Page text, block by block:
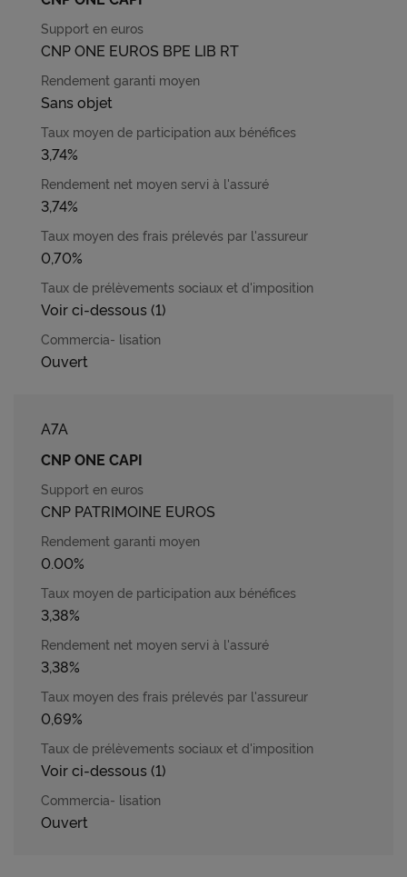
CNP ONE EUROS BPE LIB RT
Sans objet
3,74%
3,74%
0,70%
Voir ci-dessous (1)
Ouvert
A7A
CNP ONE CAPI
CNP PATRIMOINE EUROS
0.00%
3,38%
3,38%
0,69%
Voir ci-dessous (1)
Ouvert